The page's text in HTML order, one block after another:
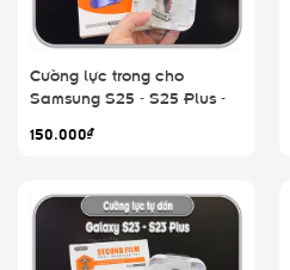
Cường lực trong cho
Samsung S25 - S25 Plus -
kèm khung tự dán
150.000₫